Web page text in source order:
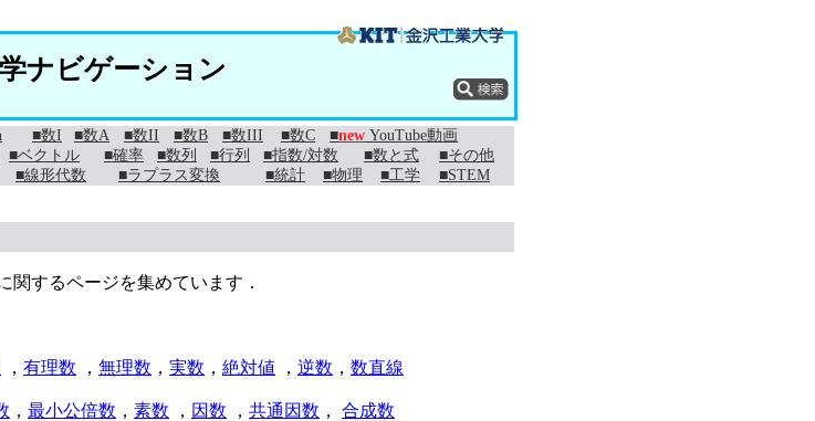
ナビゲーション
■数I ■数A ■数II ■数B ■数III ■数C ■new YouTube動画
■ベクトル ■確率 ■数列 ■行列 ■指数/対数 ■数と式
■その他
■線形代数 ■ラプラス変換 ■統計 ■物理 ■工学 ■STEM
関するページを集めています．
， 有理数 ， 無理数 ， 実数 ， 絶対値 ， 逆数 ， 数直線
， 最小公倍数 ， 素数 ， 因数 ， 共通因数 ， 合成数